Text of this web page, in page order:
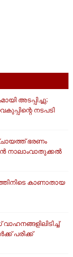
അടപ്പിച്ചു;
നടപടി
ഭരണം
നാലാംവാതുക്കൽ
കാണാതായ
പരിക്ക്